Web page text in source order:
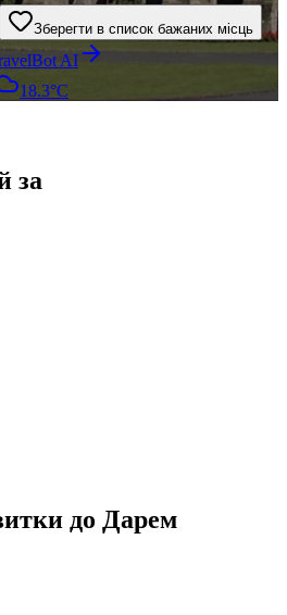
Зберегти в список бажаних місць
AI
18.3°C
за
до Дарем